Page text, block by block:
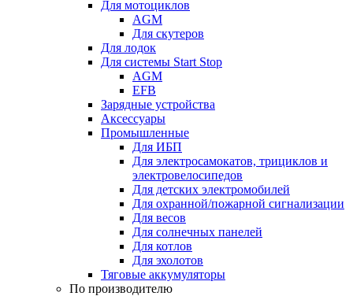
Для мотоциклов
AGM
Для скутеров
Для лодок
Для системы Start Stop
AGM
EFB
Зарядные устройства
Аксессуары
Промышленные
Для ИБП
Для электросамокатов, трициклов и
электровелосипедов
Для детских электромобилей
Для охранной/пожарной сигнализации
Для весов
Для солнечных панелей
Для котлов
Для эхолотов
Тяговые аккумуляторы
По производителю